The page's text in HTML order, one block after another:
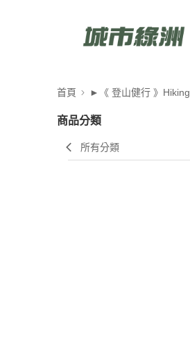
首頁 ►《 登山健行 》Hiking
商品分類
所有分類